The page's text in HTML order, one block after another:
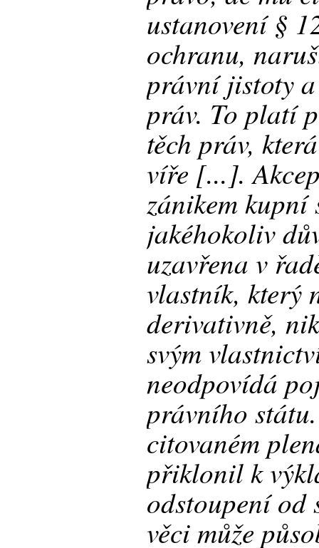
ustanovení §
ochranu,
právní jistoty
práv. To platí
těch práv,
víře [...].
zánikem
jakéhokoliv
uzavřena v
vlastník, který
derivativně,
svým
neodpovídá
právního
citovaném
přiklonil k
odstoupení od
věci může